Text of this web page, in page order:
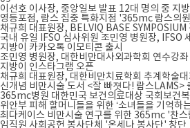
이선호 이사장, 중앙일보 발표 12대 명의 중 지
영등포점, 람스 집중 특화지점 '365mc 람스의
채규희 대표원장, BELVIQ BASE SYMPOSIUM
국내 유일 IFSO 심사위원 조민영 병원장, IFSO
지방이 카카오톡 이모티콘 출시
조민영 병원장, 대한비만대사외과학회 연수강좌
지방이 인스타그램 오픈
채규희 대표원장, 대한비만치료학회 추계학술대
신개념 비만시술 도서 <잘 빠졋다! 람스LAMS>
365mc병원 대한민국 보건의료대상 국회보건
위안부 피해 할머니들을 위한 ‘소녀들을 기억하
최다케이스 비만시술 연구를 위한 365mc '찬스
임직원 사회공헌 봉사단체 '온세나 봉사단' 창단